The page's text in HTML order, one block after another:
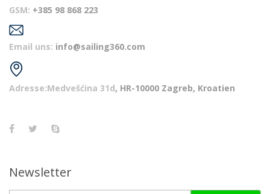
GSM: +385 98 868 223
Email uns: info@sailing360.com
Adresse:Medvešćina 31d, HR-10000 Zagreb, Kroatien
Newsletter